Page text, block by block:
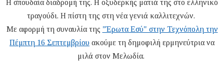
Η σπουδαία διαδρομή της. Η οξυδερκής ματιά της στο ελληνικό
τραγούδι. Η πίστη της στη νέα γενιά καλλιτεχνών.
Με αφορμή τη συναυλία της "Έρωτα Εσύ" στην Τεχνόπολη την
Πέμπτη 16 Σεπτεμβρίου ακούμε τη δημοφιλή ερμηνεύτρια να
μιλά στον Μελωδία.